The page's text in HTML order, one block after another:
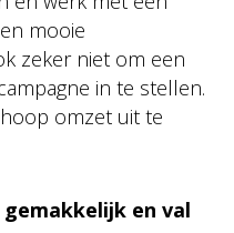
mooie
zeker niet om een
in te stellen.
omzet uit te
en val